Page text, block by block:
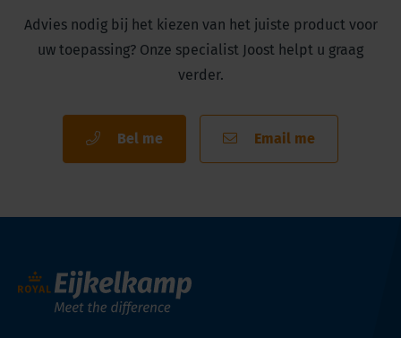
Advies nodig bij het kiezen van het juiste product voor
uw toepassing? Onze specialist Joost helpt u graag
verder.
Bel me Email me